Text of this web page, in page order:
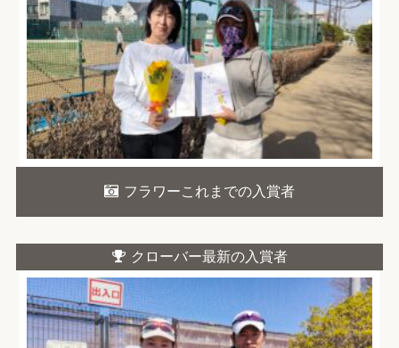
フラワーこれまでの入賞者
クローバー最新の入賞者